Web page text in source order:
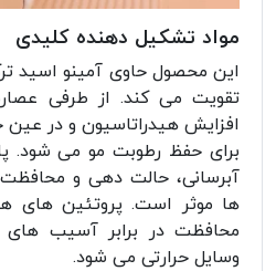
مواد تشکیل دهنده کلیدی
این محصول حاوی آمینو اسید
تقویت می کند. از طرفی
افزایش هیدراتاسیون و در
آبرسانی، حالت دهی و
ها موثر است. پروتئین های
محافظت در برابر آسیب های
وسایل حرارتی می شود.